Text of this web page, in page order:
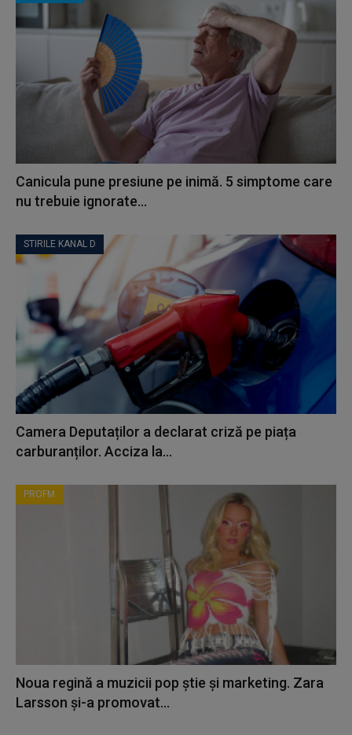
Canicula pune presiune pe inimă. 5 simptome care
nu trebuie ignorate...
STIRILE KANAL D
Camera Deputaților a declarat criză pe piața
carburanților. Acciza la...
PROFM
Noua regină a muzicii pop știe și marketing. Zara
Larsson și-a promovat...